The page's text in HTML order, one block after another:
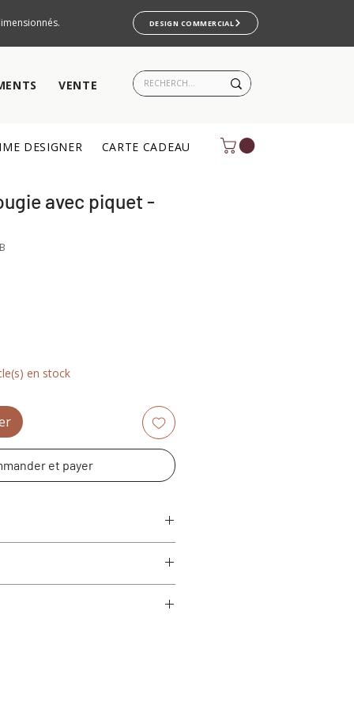
DESIGN COMMERCIAL
VENTE
DESIGNER CARTE CADEAU
avec piquet -
en stock
et payer